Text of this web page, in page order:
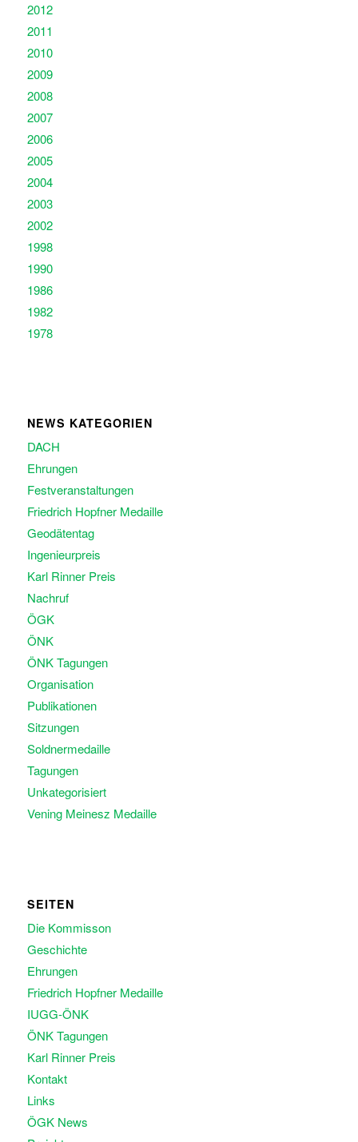
2012
2011
2010
2009
2008
2007
2006
2005
2004
2003
2002
1998
1990
1986
1982
1978
NEWS KATEGORIEN
DACH
Ehrungen
Festveranstaltungen
Friedrich Hopfner Medaille
Geodätentag
Ingenieurpreis
Karl Rinner Preis
Nachruf
ÖGK
ÖNK
ÖNK Tagungen
Organisation
Publikationen
Sitzungen
Soldnermedaille
Tagungen
Unkategorisiert
Vening Meinesz Medaille
SEITEN
Die Kommisson
Geschichte
Ehrungen
Friedrich Hopfner Medaille
IUGG-ÖNK
ÖNK Tagungen
Karl Rinner Preis
Kontakt
Links
ÖGK News